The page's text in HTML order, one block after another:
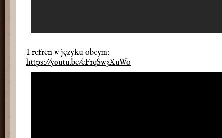
I refren w języku obcym:
https://youtu.be/eF1qSw3XuWo